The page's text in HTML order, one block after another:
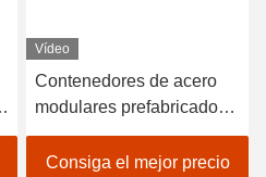
Vídeo
Contenedores de acero
modulares prefabricados
a medida Casas de acero
Edificio estructural
Consiga el mejor precio